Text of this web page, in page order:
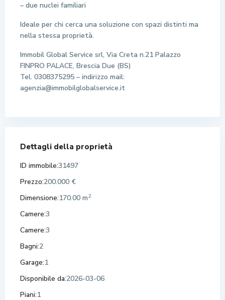
– due nuclei familiari
Ideale per chi cerca una soluzione con spazi distinti ma
nella stessa proprietà.
Immobil Global Service srl, Via Creta n.21 Palazzo
FINPRO PALACE, Brescia Due (BS)
Tel. 0308375295 – indirizzo mail:
agenzia@immobilglobalservice.it
Dettagli della proprietà
ID immobile:31497
Prezzo:200.000 €
Dimensione:170.00 m2
Camere:3
Camere:3
Bagni:2
Garage:1
Disponibile da:2026-03-06
Piani:1